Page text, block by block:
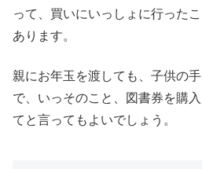
って、買いにいっしょに行った
あります。
親にお年玉を渡しても、子供の
で、いっそのこと、図書券を購
てと言ってもよいでしょう。